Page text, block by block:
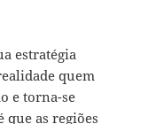
estratégia
quem
e torna-se
que as regiões